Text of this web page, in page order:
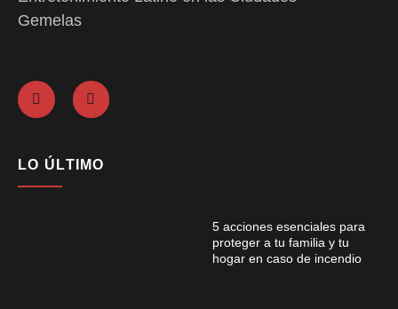
Gemelas
LO ÚLTIMO
5 acciones esenciales para
proteger a tu familia y tu
hogar en caso de incendio